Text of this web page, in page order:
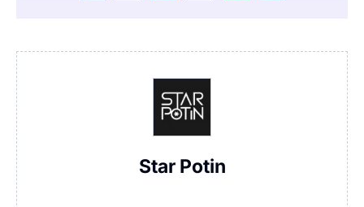
Star Potin